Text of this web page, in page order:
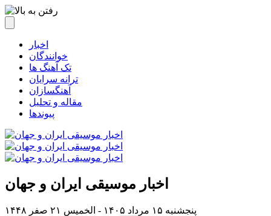
اخبار
خوانندگان
تک آهنگ ها
ترانه سرایان
آهنگسازان
مقاله و تحلیل
پیوندها
اخبار موسیقی ایران و جهان
پنجشنبه ۱۵ مرداد ۱۴۰۵ - الخميس ۲۱ صفر ۱۴۴۸